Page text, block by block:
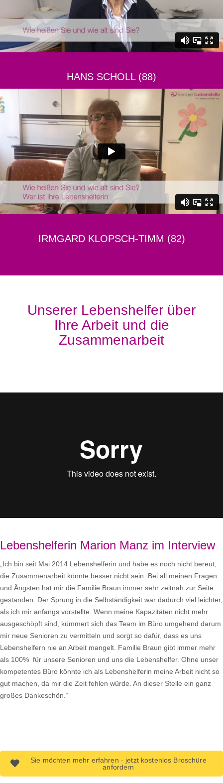
HANS SCHOLL (88)
IRMGARD KLOPSCH-TIMM (82)
Unserer Lebenshelfer über
Ihre Arbeit und die
Zusammenarbeit
Lebenshelferin Marion Manz im Interview
„Ich bin seit Mai 2014 Lebenshelferin und habe es noch nicht bereut,
die Zusammenarbeit könnte besser nicht sein. Bei all meinen Fragen
und Ängsten hat mir die Familie Braun immer sehr zeitnah zur Seite
gestanden. Der Sprung in die Selbständigkeit war dadurch viel leichter,
als ich mir anfangs vorstellte. Wenn meine Kapazitäten nicht mehr
ausgeschöpft sind, kümmert sich das Team im Büro umgehend darum
mir neue Senioren zu vermitteln und sorgt so dafür, dass es uns
Lebenshelfern nie an Arbeit mangelt. Familie Braun gibt immer mehr
als 100% für unsere Senioren und uns die Lebenshelfer. Ohne unser
kompetentes Büro könnte ich als Lebenshelferin meine Arbeit nicht so
gut machen, da mir die Zeit fehlen würde. An dieser Stelle ein ganz
großes Dankeschön.“
Sie möchten mehr erfahren - jetzt kostenlos Broschüre
anfordern